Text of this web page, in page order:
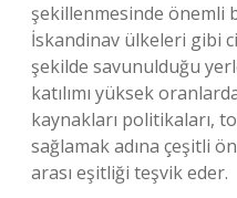
şekillenmesinde önemli
İskandinav ülkeleri gibi
şekilde savunulduğu
katılımı yüksek
kaynakları politikaları,
sağlamak adına çeşitli
arası eşitliği teşvik eder.